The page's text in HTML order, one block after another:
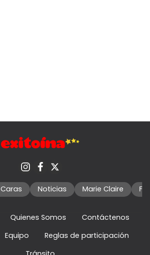
Caras Noticias Marie Claire
Quienes Somos
Contáctenos
Equipo
Reglas de participación